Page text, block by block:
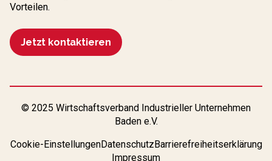
Vorteilen.
Jetzt kontaktieren
© 2025 Wirtschaftsverband Industrieller Unternehmen
Baden e.V.
Cookie-EinstellungenDatenschutz Barrierefreiheitserklärung
Impressum